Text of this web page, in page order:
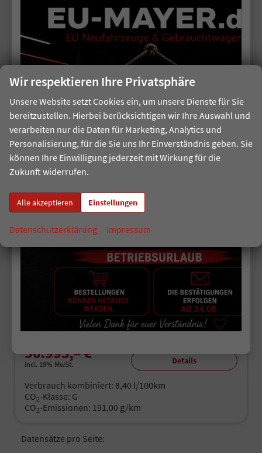
-Klasse:G
-Emissionen:191,00 g/km
ab 320,– € mtl.
Volkswagen Tiguan
2.0 TSI 195 kW 4Motion R-Line DSG 4M Black, AHK, IQ.Light, 20-Zoll, Navi, Side, AreaView, sofort
unverbindliche Lieferzeit:7 Tage
Automatik
Delfin Grau Metallic
195 kW (265 PS) Kilometerstand
10 km
01.02.2026
50.995,– €
incl. 19% MwSt.
Sie sparen: 25,3%
Details
Verbrauch kombiniert: 8,40 l/100km
CO2-Klasse: G
CO2-Emissionen: 191,00 g/km
Datensätze pro Seite:
Wir respektieren Ihre Privatsphäre
Unsere Website setzt Cookies ein, um unsere Dienste für Sie
bereitzustellen. Hierbei berücksichtigen wir Ihre Auswahl und
verarbeiten nur die Daten für Marketing, Analytics und
Personalisierung, für die Sie uns Ihr Einverständnis geben. Sie
können Ihre Einwilligung jederzeit mit Wirkung für die
Zukunft widerrufen.
Alle akzeptieren Einstellungen
Datenschutzerklärung Impressum